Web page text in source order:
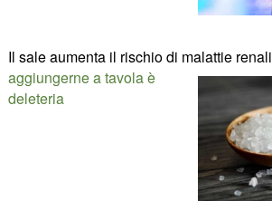
Il sale aumenta il rischio di malattie renali
aggiungerne a tavola è
deleteria